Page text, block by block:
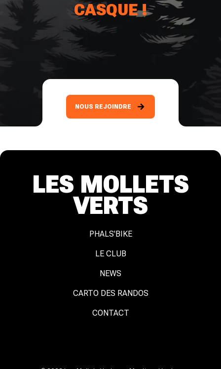
CASQUE !
NOUS REJOINDRE
LES MOLLETS
VERTS
PHALS'BIKE
LE CLUB
NEWS
CARTO DES RANDOS
CONTACT